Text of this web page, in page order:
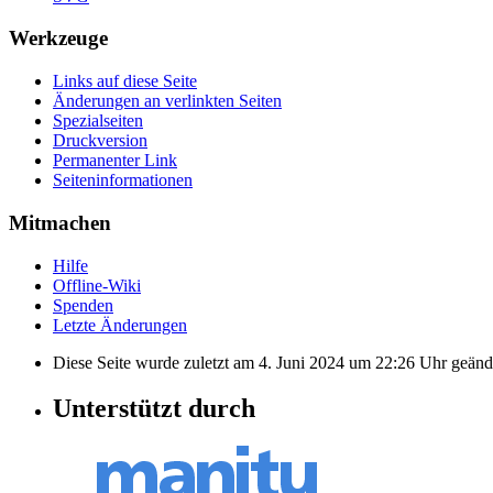
Werkzeuge
Links auf diese Seite
Änderungen an verlinkten Seiten
Spezialseiten
Druckversion
Permanenter Link
Seiten­informationen
Mitmachen
Hilfe
Offline-Wiki
Spenden
Letzte Änderungen
Diese Seite wurde zuletzt am 4. Juni 2024 um 22:26 Uhr
Unterstützt durch